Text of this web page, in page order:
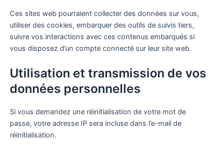
Ces sites web pourraient collecter des données sur vous,
utiliser des cookies, embarquer des outils de suivis tiers,
suivre vos interactions avec ces contenus embarqués si
vous disposez d’un compte connecté sur leur site web.
Utilisation et transmission de vos
données personnelles
Si vous demandez une réinitialisation de votre mot de
passe, votre adresse IP sera incluse dans l’e-mail de
réinitialisation.